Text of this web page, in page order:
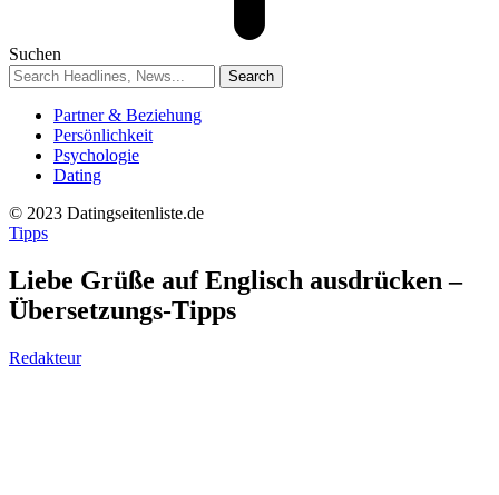
Suchen
Partner & Beziehung
Persönlichkeit
Psychologie
Dating
© 2023 Datingseitenliste.de
Tipps
Liebe Grüße auf Englisch ausdrücken –
Übersetzungs-Tipps
Redakteur